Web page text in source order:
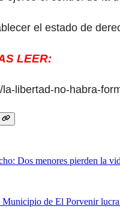
el estado de
LEER:
libertad-no-habra-
Dos menores pierden la
de El Porvenir